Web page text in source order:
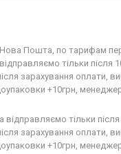
Пошта, по тарифам
тільки після
зарахування оплати,
+10грн,
тільки
зарахування оплати,
+10грн,